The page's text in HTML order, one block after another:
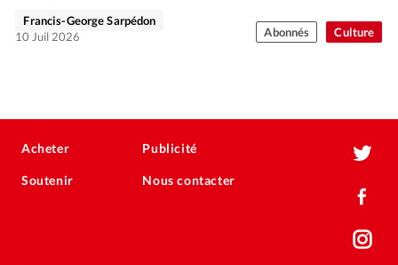
Culture
Francis-George Sarpédon
10 Juil 2026
Abonnés
Acheter
Soutenir
Publicité
Nous contacter